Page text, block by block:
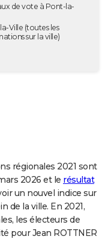
de vote à Pont-la-
Ville (toutes les
sur la ville)
régionales 2021 sont
2026 et le résultat
un nouvel indice sur
de la ville. En 2021,
les électeurs de
pour Jean ROTTNER